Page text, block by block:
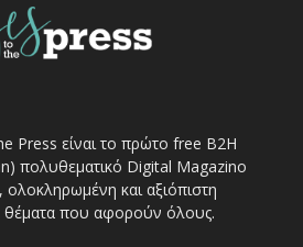
Press είναι το πρώτο free Β2Η
πολυθεματικό Digital Magazino
ολοκληρωμένη και αξιόπιστη
θέματα που αφορούν όλους.